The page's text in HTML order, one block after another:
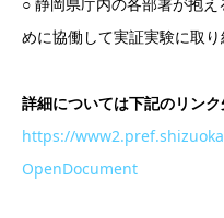
○ 静岡県庁内の各部署が抱
めに協働して実証実験に取
詳細については下記のリン
https://
OpenDocument